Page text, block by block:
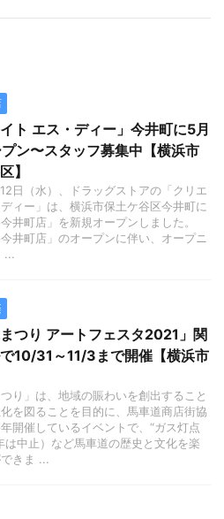
イト エス・ディー」今井町に5月
ン〜スタッフ募集中【横浜市
】
日（水）、ドラッグストアの「クリエ
ィー」は、横浜市保土ケ谷区今井町に
今井町店」を新規オープンしました。
今井町店」のオープンに伴い、オープニ
...
まつり アートフェスタ2021」関
10/31～11/3まで開催【横浜市
つり」は、地域の賑わいを創出すること
を図ることを目的に、馬車道商店街協
開催しているイベントで、“ガス灯点
は中止）など馬車道の歴史と文化を楽
きま ...